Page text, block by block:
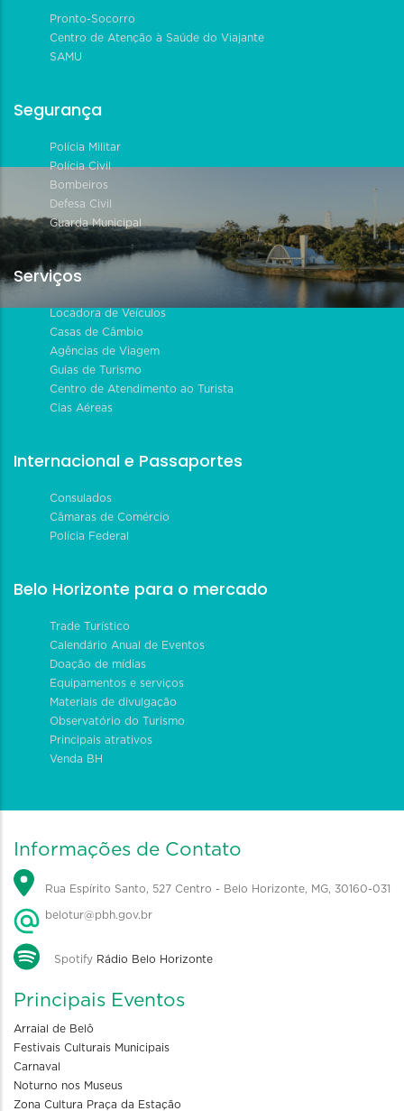
Pronto-Socorro
Centro de Atenção à Saúde do Viajante
SAMU
Segurança
Polícia Militar
Polícia Civil
Bombeiros
Defesa Civil
Guarda Municipal
Serviços
Locadora de Veículos
Casas de Câmbio
Agências de Viagem
Guias de Turismo
Centro de Atendimento ao Turista
Cias Aéreas
Internacional e Passaportes
Consulados
Câmaras de Comércio
Polícia Federal
Belo Horizonte para o mercado
Trade Turístico
Calendário Anual de Eventos
Doação de mídias
Equipamentos e serviços
Materiais de divulgação
Observatório do Turismo
Principais atrativos
Venda BH
Informações de Contato
Rua Espírito Santo, 527 Centro - Belo Horizonte, MG, 30160-031
belotur@pbh.gov.br
Spotify Rádio Belo Horizonte
Principais Eventos
Arraial de Belô
Festivais Culturais Municipais
Carnaval
Noturno nos Museus
Zona Cultura Praça da Estação